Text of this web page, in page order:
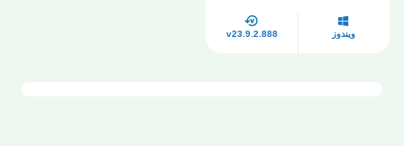
ويندوز v23.9.2.888